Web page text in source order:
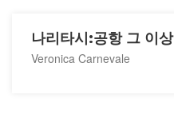
나리타시:공항 그 이상
Veronica Carnevale